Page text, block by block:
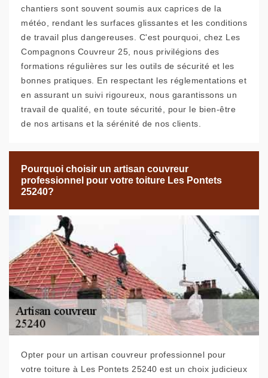
chantiers sont souvent soumis aux caprices de la
météo, rendant les surfaces glissantes et les conditions
de travail plus dangereuses. C'est pourquoi, chez Les
Compagnons Couvreur 25, nous privilégions des
formations régulières sur les outils de sécurité et les
bonnes pratiques. En respectant les réglementations et
en assurant un suivi rigoureux, nous garantissons un
travail de qualité, en toute sécurité, pour le bien-être
de nos artisans et la sérénité de nos clients.
Pourquoi choisir un artisan couvreur
professionnel pour votre toiture Les Pontets
25240?
Opter pour un artisan couvreur professionnel pour
votre toiture à Les Pontets 25240 est un choix judicieux